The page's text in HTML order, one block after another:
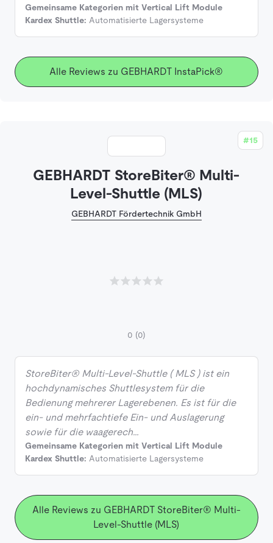
Gemeinsame Kategorien mit Vertical Lift Module
Kardex Shuttle: Automatisierte Lagersysteme
Alle Reviews zu GEBHARDT InstaPick®
#15
GEBHARDT StoreBiter® Multi-
Level-Shuttle (MLS)
GEBHARDT Fördertechnik GmbH
0 (0)
StoreBiter® Multi-Level-Shuttle ( MLS ) ist ein
hochdynamisches Shuttlesystem für die
Bedienung mehrerer Lagerebenen. Es ist für die
ein- und mehrfachtiefe Ein- und Auslagerung
sowie für die waagerech…
Gemeinsame Kategorien mit Vertical Lift Module
Kardex Shuttle: Automatisierte Lagersysteme
Alle Reviews zu GEBHARDT StoreBiter® Multi-
Level-Shuttle (MLS)